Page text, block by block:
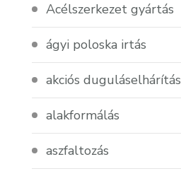
Acélszerkezet gyártás
ágyi poloska irtás
akciós duguláselhárítás
alakformálás
aszfaltozás